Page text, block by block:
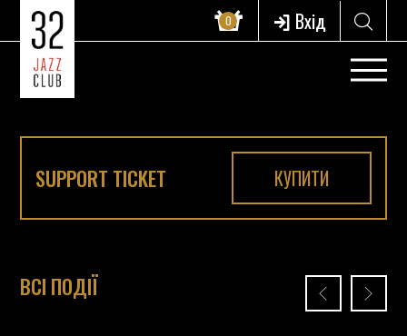
0 Вхід
SUPPORT TICKET КУПИТИ
ВСІ ПОДІЇ